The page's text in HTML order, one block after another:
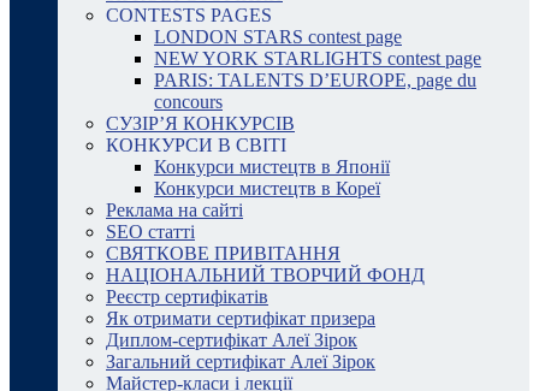
CONTESTS PAGES
LONDON STARS contest page
NEW YORK STARLIGHTS contest page
PARIS: TALENTS D’EUROPE, page du
concours
СУЗІР’Я КОНКУРСІВ
КОНКУРСИ В СВІТІ
Конкурси мистецтв в Японії
Конкурси мистецтв в Кореї
Реклама на сайті
SEO статті
СВЯТКОВЕ ПРИВІТАННЯ
НАЦІОНАЛЬНИЙ ТВОРЧИЙ ФОНД
Реєстр сертифікатів
Як отримати сертифікат призера
Диплом-сертифікат Алеї Зірок
Загальний сертифікат Алеї Зірок
Майстер-класи і лекції